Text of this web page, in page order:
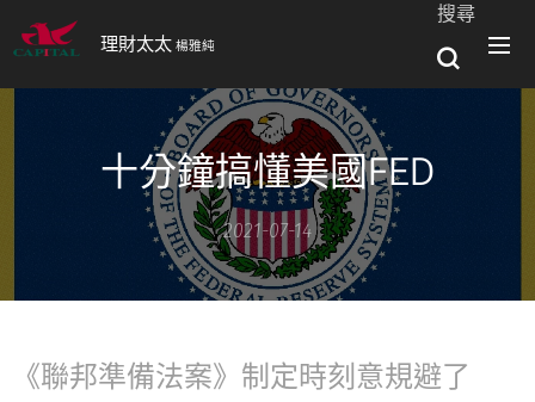
理財太太 楊雅純
搜尋
十分鐘搞懂美國FED
2021-07-14
《聯邦準備法案》制定時刻意規避了